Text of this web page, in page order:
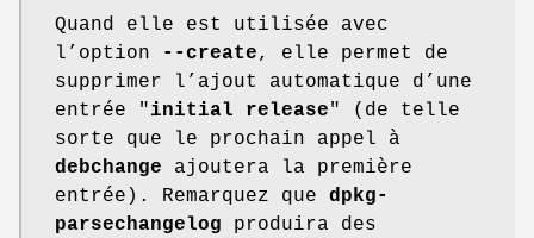
Quand elle est utilisée avec
l’option
--create, elle permet de
supprimer l’ajout automatique d’une
entrée "initial release" (de telle
sorte que le prochain appel à
debchange ajoutera la première
entrée). Remarquez que dpkg-
parsechangelog produira des